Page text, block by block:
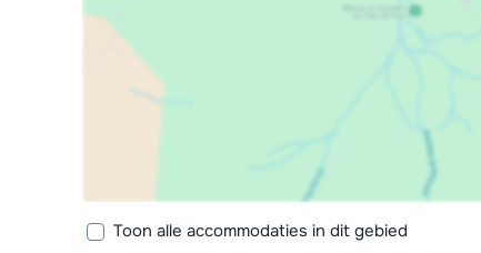
Toon alle accommodaties in dit gebied